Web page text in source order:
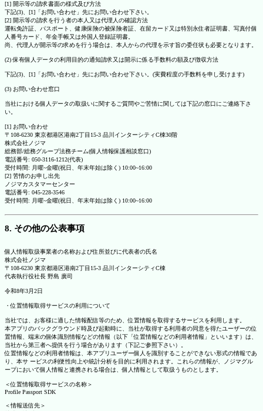
[1] 開示等の請求書面の様式及び方法
下記(3)、[1]「お問い合わせ」先にお問い合わせ下さい。
[2] 開示等の請求を行う者の本人又は代理人の確認方法
運転免許証、パスポート、健康保険の被保険者証、在留カード又は特別永住者証明書、写真付個
人番号カード、年金手帳又は外国人登録証明書。
尚、代理人が開示等の求めを行う場合は、本人からの代理を示す旨の委任状も必要となります。
(2) 保有個人データの利用目的の通知請求又は開示に係る手数料の額及び徴収方法
下記(3)、[1]「お問い合わせ」先にお問い合わせ下さい。(実費程度の手数料を申し受けます)
(3) お問い合わせ窓口
当社における個人データの取扱いに関するご質問やご苦情に関しては下記の窓口にご連絡下さ
い。
[1] お問い合わせ
〒108-6230 東京都港区港南2丁目15-3 品川インターシティC棟30階
株式会社ノジマ
総務部/総務グループ法務チーム(個人情報保護相談窓口)
電話番号: 050-3116-1212(代表)
受付時間: 月曜~金曜(祝日、年末年始は除く) 10:00~16:00
[2] 苦情のお申し出先
ノジマカスタマーセンター
電話番号: 045-228-3546
受付時間: 月曜~金曜(祝日、年末年始は除く) 10:00~16:00
8. その他の公表事項
個人情報取扱事業者の名称および住所並びに代表者の氏名
株式会社ノジマ
〒108-6230 東京都港区港南2丁目15-3 品川インターシティC棟
代表執行役社長 野島 廣司
令和8年3月2日
・位置情報取得サービスの利用について
当社では、お客様に適した情報配信等のため、位置情報を取得するサービスを利用します。
本アプリのバックグラウンド時及び起動時に、当社が取得する利用者の同意を得たユーザーの位
置情報、端末の個体識別情報などの情報（以下「位置情報などの利用者情報」といいます）は、
当社から第三者へ提供を行う場合があります（下記ご参照下さい）。
位置情報などの利用者情報は、本アプリユーザー個人を識別することができない形式の情報であ
り、本サ ービスの利便性向上や統計分析を目的に利用されます。これらの情報が、ノジマグル
ープにおいて個人情報と連携される場合は、個人情報として取扱うものとします。
＜位置情報取得サービスの名称＞
Profile Passport SDK
＜情報送信先＞